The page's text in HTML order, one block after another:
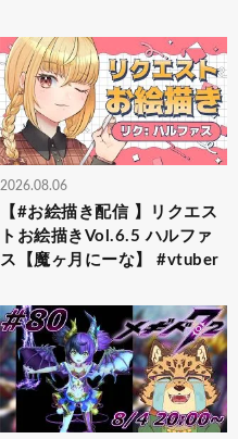
2026.08.06
【#お絵描き配信 】リクエス
トお絵描きVol.6.5 ハルファ
ス【魔ヶ月にーな】 #vtuber